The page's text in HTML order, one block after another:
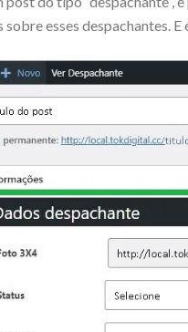
esses despachantes.